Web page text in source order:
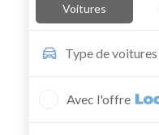
Voitures
Type devoitures
Avec l'offre